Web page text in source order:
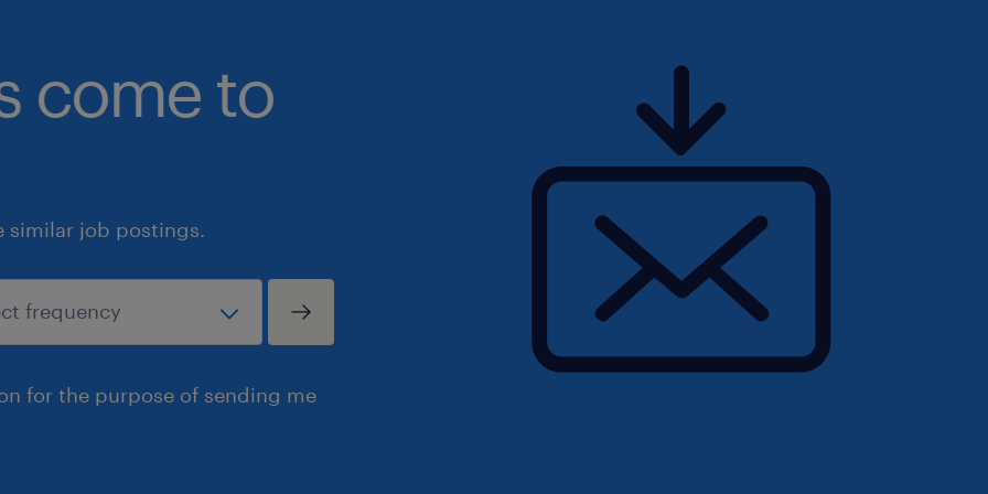
Ser parte de uma empresa com espírito empreendedor, na qual
adoramos pensar grande e em longo prazo.
Ser protagonista de seu desenvolvimento em um ambiente de
oportunidades, aprendizagem, crescimento, expansão e
Compartilhar e aprender em equipe, com excelentes
Um excelente clima de trabalho, com todo o necessário para
você viver uma grande experiência.
No Mercado Livre, trabalhamos para promover uma cultura
come to
similar job postings.
for the purpose of sending me